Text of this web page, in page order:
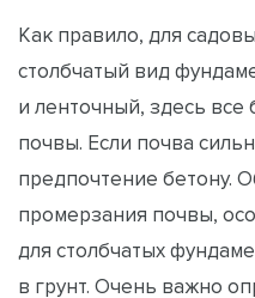
Как правило, для
столбчатый вид
и ленточный, здесь все
почвы. Если почва
предпочтение бетону.
промерзания почвы,
для столбчатых
в грунт. Очень важно